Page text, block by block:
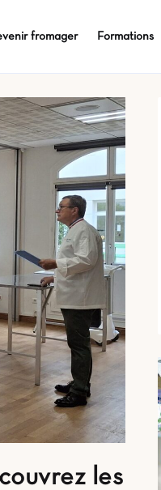
fromager Formations
les